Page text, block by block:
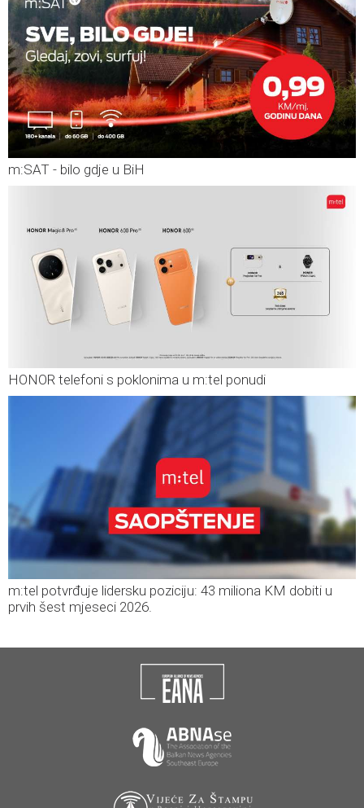
m:SAT - bilo gdje u BiH
HONOR telefoni s poklonima u m:tel ponudi
m:tel potvrđuje lidersku poziciju: 43 miliona KM dobiti u
prvih šest mjeseci 2026.